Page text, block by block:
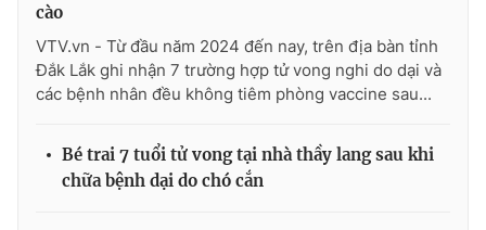
cào
VTV.vn - Từ đầu năm 2024 đến nay, trên địa bàn tỉnh
Đắk Lắk ghi nhận 7 trường hợp tử vong nghi do dại và
các bệnh nhân đều không tiêm phòng vaccine sau...
Bé trai 7 tuổi tử vong tại nhà thầy lang sau khi
chữa bệnh dại do chó cắn